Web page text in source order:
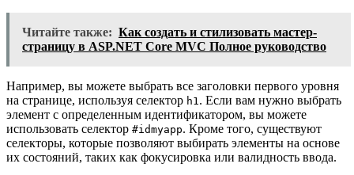
Читайте также: Как создать и стилизовать мастер-
страницу в ASP.NET Core MVC Полное руководство
Например, вы можете выбрать все заголовки первого уровня
на странице, используя селектор h1 . Если вам нужно выбрать
элемент с определенным идентификатором, вы можете
использовать селектор #idmyapp. Кроме того, существуют
селекторы, которые позволяют выбирать элементы на основе
их состояний, таких как фокусировка или валидность ввода.